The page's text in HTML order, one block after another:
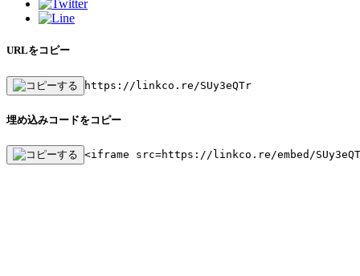
URLをコピー
https://linkco.re/SUy3eQTr
埋め込みコードをコピー
<iframe src=https://linkco.re/embed/